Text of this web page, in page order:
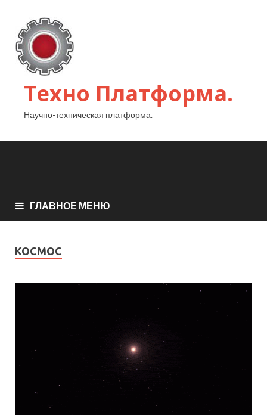
Техно Платформа.
Научно-техническая платформа.
ГЛАВНОЕ МЕНЮ
КОСМОС